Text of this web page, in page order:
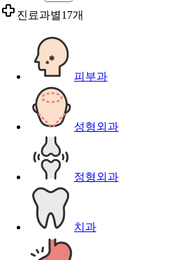
진료과별17개
피부과
성형외과
정형외과
치과